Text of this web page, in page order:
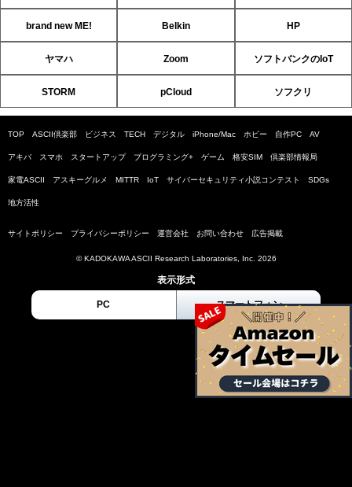
brand new ME! Belkin HP
ヤマハ Zoom ソフトバンクのIoT
STORM pCloud ソフクリ
TOP ASCII倶楽部 ビジネス TECH デジタル iPhone/Mac ホビー 自作PC AV
アキバ スマホ スタートアップ プログラミング+ ゲーム 格安SIM 倶楽部情報局
家電ASCII アスキーグルメ MITTR IoT サイバーセキュリティ小説コンテスト SDGs
地方活性
サイトポリシー プライバシーポリシー 運営会社 お問い合わせ 広告掲載
© KADOKAWA ASCII Research Laboratories, Inc. 2026
表示形式
PC スマートフォン